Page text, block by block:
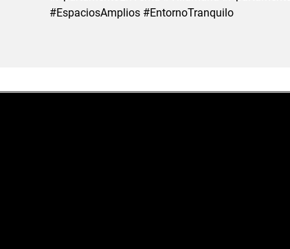
#EspaciosAmplios #EntornoTranquilo